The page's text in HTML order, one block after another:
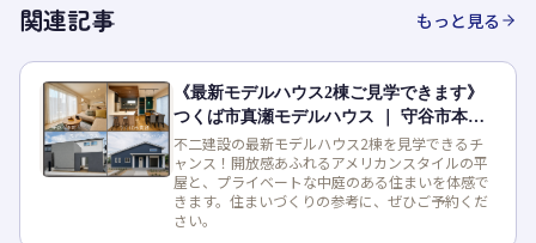
関連記事 もっと見る
《最新モデルハウス2棟ご見学できます》
つくば市真瀬モデルハウス ｜ 守谷市本町
モデルハウス
不二建設の最新モデルハウス2棟を見学できるチ
ャンス！開放感あふれるアメリカンスタイルの平
屋と、プライベートな中庭のある住まいを体感で
きます。住まいづくりの参考に、ぜひご予約くだ
さい。